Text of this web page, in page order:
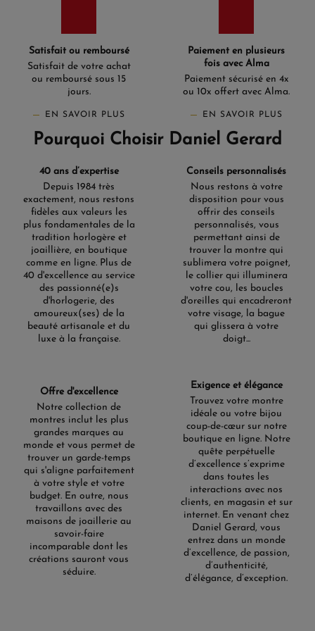
Lesmontres Tissot Gentleman
ne sont pas seulement
esthétiques, elles sont également de véritables prouesses
techniques. Équipées de
mouvements automatiqueset
, ces montres garantissent une précision
marche de 80 heures, illustre parfaitement cet
versions intègrent la technologie Silicium, qui améliore la
grande durabilité. Ces caractéristiques font de chaque
montre un compagnon fiable au quotidien.
Polyvalence et adaptation à
chaque moment
Que vous soyez en tenue formelle pour une réunion
d'affaires ou en mode détente pour le week-end, la Tissot
Gentlemans'adapte à toutes les situations. Son design
intemporel et ses fonctionnalités avancées en font une
montre polyvalente, idéale pour les hommes actifs.
L'étanchéité jusqu'à 10 ATM de certains modèles permet
même une utilisation lors d'activités nautiques, alliant
ainsi élégance et performance. Que ce soit pour le sport
Explorez la diversité des
modèles Tissot Gentleman
La collection Tissot Gentleman propose une diversité de
modèles, chacun avec ses spécificités uniques. Les
modèles Open Heart offrent un aperçu fascinant du
mécanisme interne, tandis que les versions Titanium
séduisent par leur légèreté et leur robustesse. Les options
avec cadran bleu et bracelet en acier inoxydable ou en
cuir illustrent un équilibre parfait entre modernité et
tradition. Chaque modèle, qu'il soit automatique ou à
quartz, reflète l'engagement de Tissot envers la qualité et
l'innovation. Explorez cette gamme exceptionnelle dans
notre boutique en ligne et découvrez la montre qui vous
accompagnera dans chaque instant important de votre
Satisfait ou remboursé
Satisfait de votre achat
ou remboursé sous 15
jours.
EN SAVOIR PLUS
Paiement en plusieurs
fois avec Alma
Paiement sécurisé en 4x
ou 10x offert avec Alma.
EN SAVOIR PLUS
Pourquoi Choisir Daniel Gerard
40 ans d’expertise
Depuis 1984 très
exactement, nous restons
fidèles aux valeurs les
plus fondamentales de la
tradition horlogère et
joaillière, en boutique
comme en ligne. Plus de
40 d'excellence au service
des passionné(e)s
d'horlogerie, des
amoureux(ses) de la
beauté artisanale et du
luxe à la française.
Conseils personnalisés
Nous restons à votre
disposition pour vous
offrir des conseils
personnalisés, vous
permettant ainsi de
trouver la montre qui
sublimera votre poignet,
le collier qui illuminera
votre cou, les boucles
d'oreilles qui encadreront
votre visage, la bague
qui glissera à votre
doigt...
Offre d'excellence
Notre collection de
montres inclut les plus
grandes marques au
monde et vous permet de
trouver un garde-temps
qui s'aligne parfaitement
à votre style et votre
budget. En outre, nous
travaillons avec des
maisons de joaillerie au
savoir-faire
incomparable dont les
créations sauront vous
séduire.
Exigence et élégance
Trouvez votre montre
idéale ou votre bijou
coup-de-cœur sur notre
boutique en ligne. Notre
quête perpétuelle
d’excellence s’exprime
dans toutes les
interactions avec nos
clients, en magasin et sur
internet. En venant chez
Daniel Gerard, vous
entrez dans un monde
d’excellence, de passion,
d’authenticité,
d’élégance, d’exception.